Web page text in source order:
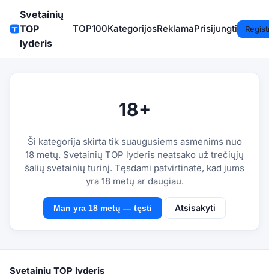
Svetainių
TOP
lyderis
TOP100KategorijosReklamaPrisijungti
18+
Ši kategorija skirta tik suaugusiems asmenims nuo
18 metų. Svetainių TOP lyderis neatsako už trečiųjų
šalių svetainių turinį. Tęsdami patvirtinate, kad jums
yra 18 metų ar daugiau.
Man yra 18 metų — tęsti Atsisakyti
Svetainių TOP lyderis